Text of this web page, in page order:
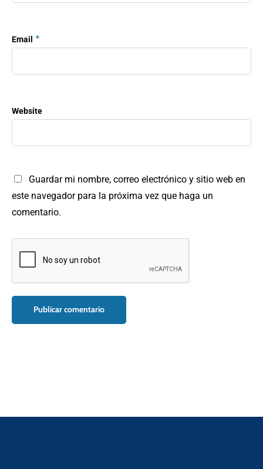
Email *
Website
Guardar mi nombre, correo electrónico y sitio web en
este navegador para la próxima vez que haga un
comentario.